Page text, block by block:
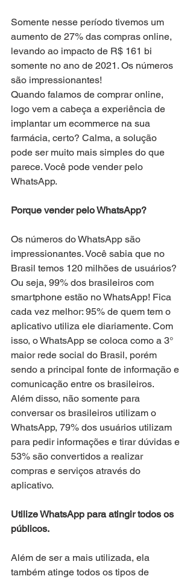
Somente nesse período tivemos um
aumento de 27% das compras online,
levando ao impacto de R$ 161 bi
somente no ano de 2021. Os números
são impressionantes!
Quando falamos de comprar online,
logo vem a cabeça a experiência de
implantar um ecommerce na sua
farmácia, certo? Calma, a solução
pode ser muito mais simples do que
parece. Você pode vender pelo
WhatsApp.
Porque vender pelo WhatsApp?
Os números do WhatsApp são
impressionantes. Você sabia que no
Brasil temos 120 milhões de usuários?
Ou seja, 99% dos brasileiros com
smartphone estão no WhatsApp! Fica
cada vez melhor: 95% de quem tem o
aplicativo utiliza ele diariamente. Com
isso, o WhatsApp se coloca como a 3°
maior rede social do Brasil, porém
sendo a principal fonte de informação e
comunicação entre os brasileiros.
Além disso, não somente para
conversar os brasileiros utilizam o
WhatsApp, 79% dos usuários utilizam
para pedir informações e tirar dúvidas e
53% são convertidos a realizar
compras e serviços através do
aplicativo.
Utilize WhatsApp para atingir todos os
públicos.
Além de ser a mais utilizada, ela
também atinge todos os tipos de